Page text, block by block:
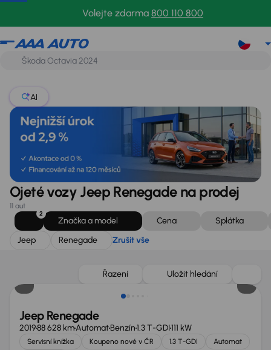
Volejte zdarma 800 110 800
Jeep
AI
Ojeté vozy Jeep Renegade na prodej
11 aut
2
Značka a model Cena
Splátka
Jeep
Renegade Zrušit vše
Řazení Uložit hledání
Jeep Renegade
201988 628 kmAutomatBenzín1.3 T-GDI111 kW
Servisní knížka Koupeno nové v ČR 1.3 T-GDI
Automat